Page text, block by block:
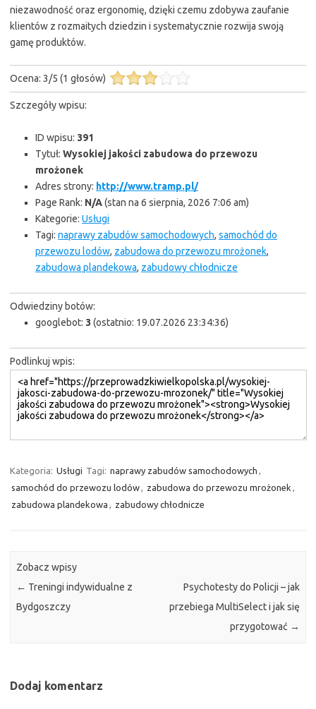
niezawodność oraz ergonomię, dzięki czemu zdobywa zaufanie
klientów z rozmaitych dziedzin i systematycznie rozwija swoją
gamę produktów.
Ocena: 3/5 (1 głosów)
Szczegóły wpisu:
ID wpisu: 391
Tytuł: Wysokiej jakości zabudowa do przewozu
mrożonek
Adres strony: http://www.tramp.pl/
Page Rank: N/A(stan na 6 sierpnia, 2026 7:06 am)
Kategorie: Usługi
Tagi: naprawy zabudów samochodowych, samochód do
przewozu lodów, zabudowa do przewozu mrożonek,
zabudowa plandekowa, zabudowy chłodnicze
Odwiedziny botów:
googlebot: 3 (ostatnio: 19.07.2026 23:34:36)
Podlinkuj wpis:
Kategoria: Usługi Tagi: naprawy zabudów samochodowych ,
samochód do przewozu lodów, zabudowa do przewozu mrożonek ,
zabudowa plandekowa , zabudowy chłodnicze
Zobacz wpisy
← Treningi indywidualne z
Bydgoszczy
Psychotesty do Policji – jak
przebiega MultiSelect i jak się
przygotować →
Dodaj komentarz